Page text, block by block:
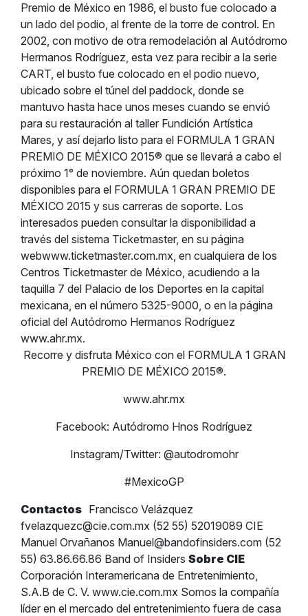
Premio de México en 1986, el busto fue colocado a
un lado del podio, al frente de la torre de control. En
2002, con motivo de otra remodelación al Autódromo
Hermanos Rodríguez, esta vez para recibir a la serie
CART, el busto fue colocado en el podio nuevo,
ubicado sobre el túnel del paddock, donde se
mantuvo hasta hace unos meses cuando se envió
para su restauración al taller Fundición Artística
Mares, y así dejarlo listo para el FORMULA 1 GRAN
PREMIO DE MÉXICO 2015® que se llevará a cabo el
próximo 1° de noviembre. Aún quedan boletos
disponibles para el FORMULA 1 GRAN PREMIO DE
MÉXICO 2015 y sus carreras de soporte. Los
interesados pueden consultar la disponibilidad a
través del sistema Ticketmaster, en su página
webwww.ticketmaster.com.mx, en cualquiera de los
Centros Ticketmaster de México, acudiendo a la
taquilla 7 del Palacio de los Deportes en la capital
mexicana, en el número 5325-9000, o en la página
oficial del Autódromo Hermanos Rodríguez
www.ahr.mx.
Recorre y disfruta México con el FORMULA 1 GRAN
PREMIO DE MÉXICO 2015®.
www.ahr.mx
Facebook: Autódromo Hnos Rodríguez
Instagram/Twitter: @autodromohr
#MexicoGP
Contactos Francisco Velázquez
fvelazquezc@cie.com.mx (52 55) 52019089 CIE
Manuel Orvañanos Manuel@bandofinsiders.com (52
55) 63.86.66.86 Band of Insiders Sobre CIE
Corporación Interamericana de Entretenimiento,
S.A.B de C. V. www.cie.com.mx Somos la compañía
líder en el mercado del entretenimiento fuera de casa